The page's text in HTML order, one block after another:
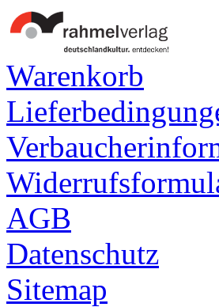
Warenkorb
AGB
Datenschutz
Sitemap